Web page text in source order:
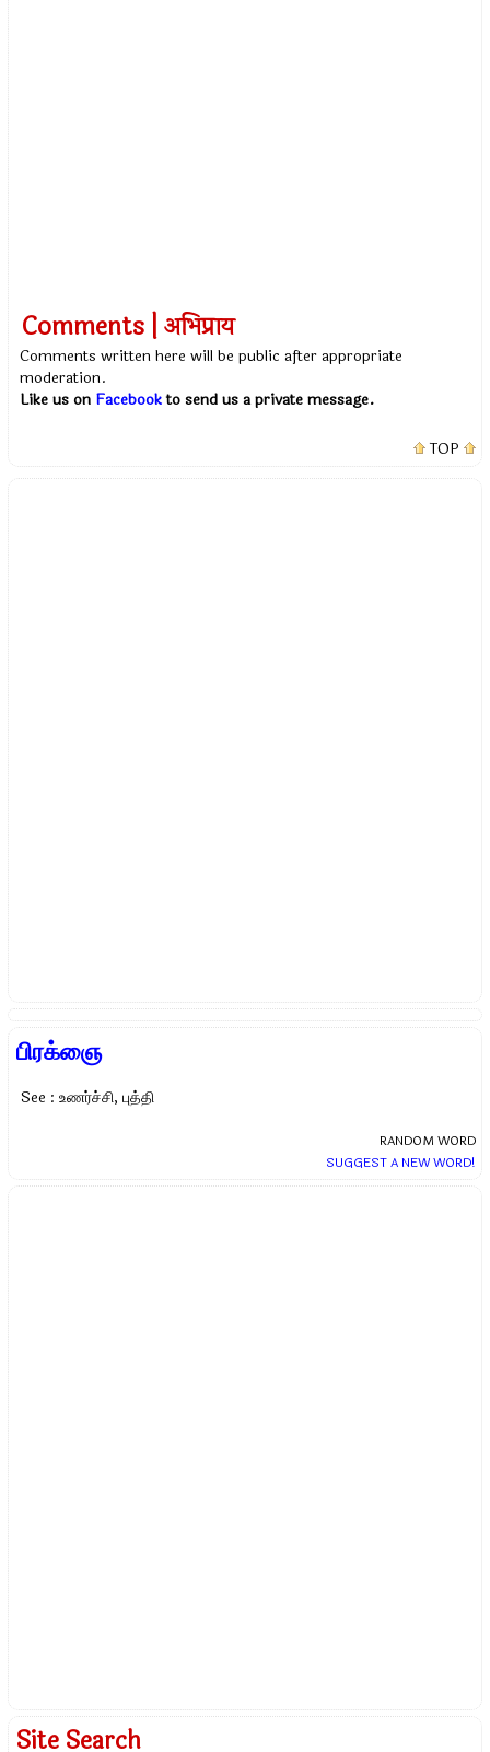
Comments | अभिप्राय
Comments written here will be public after appropriate
moderation.
Like us on Facebookto send us a private message.
TOP
பிரக்ஞை
See : உணர்ச்சி, புத்தி
RANDOM WORD
SUGGEST A NEW WORD!
Site Search